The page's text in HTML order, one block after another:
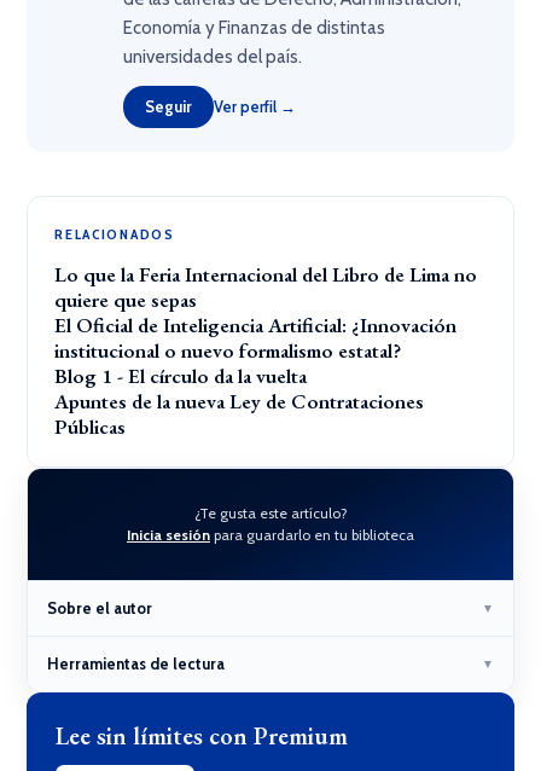
Economía y Finanzas de distintas
universidades del país.
Seguir Ver perfil →
RELACIONADOS
Lo que la Feria Internacional del Libro de Lima no
quiere que sepas
El Oficial de Inteligencia Artificial: ¿Innovación
institucional o nuevo formalismo estatal?
Blog 1 - El círculo da la vuelta
Apuntes de la nueva Ley de Contrataciones
Públicas
¿Te gusta este artículo?
Inicia sesión para guardarlo en tu biblioteca
Sobre el autor ▼
Herramientas de lectura ▼
Lee sin límites con Premium